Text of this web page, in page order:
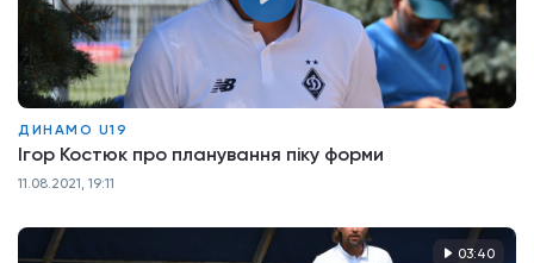
ДИНАМО U19
Ігор Костюк про планування піку форми
11.08.2021, 19:11
03:40